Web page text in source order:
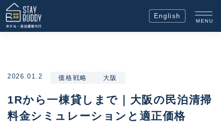
English
MENU
2026.01.2 価格戦略 大阪
1Rから一棟貸しまで｜大阪の民泊清掃
料金シミュレーションと適正価格